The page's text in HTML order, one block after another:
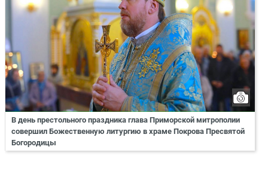
В день престольного праздника глава Приморской митрополии
совершил Божественную литургию в храме Покрова Пресвятой
Богородицы